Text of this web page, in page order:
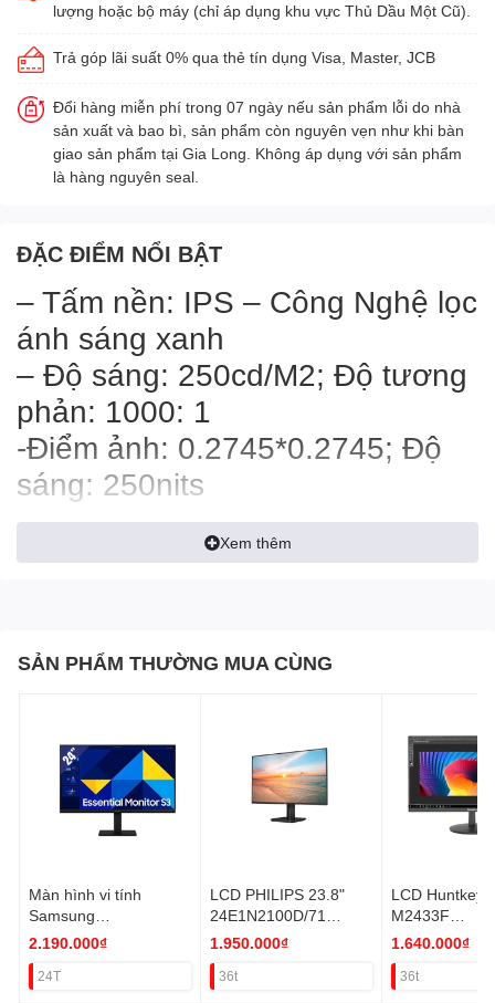
lượng hoặc bộ máy (chỉ áp dụng khu vực Thủ Dầu Một Cũ).
Trả góp lãi suất 0% qua thẻ tín dụng Visa, Master, JCB
Đổi hàng miễn phí trong 07 ngày nếu sản phẩm lỗi do nhà
sản xuất và bao bì, sản phẩm còn nguyên vẹn như khi bàn
giao sản phẩm tại Gia Long. Không áp dụng với sản phẩm
là hàng nguyên seal.
ĐẶC ĐIỂM NỔI BẬT
– Tấm nền: IPS – Công Nghệ lọc
ánh sáng xanh
– Độ sáng: 250cd/M2; Độ tương
phản: 1000: 1
-Điểm ảnh: 0.2745*0.2745; Độ
sáng: 250nits
-Độ phân giải (H x V):
1920*1080
-Độ phân giải H * V / Fv:
-Đầu vào: 1 x D-Sub + 1 x HDMI
-Kích thước (W * D * H):
500x194x370mm
-Kích thước đóng gói (W * D *
H): 565x138x430mm
-Trọng lượng tịnh: 3.4kg
Xem thêm
SẢN PHẨM THƯỜNG MUA CÙNG
Màn hình vi tính
Samsung
LS24F320GAEXXV
2.190.000₫
24T
LCD PHILIPS 23.8"
24E1N2100D/71
(120HZ,HDMI+VGA)
1.950.000₫
36t
LCD Huntkey
M2433F
1.640.000₫
36t